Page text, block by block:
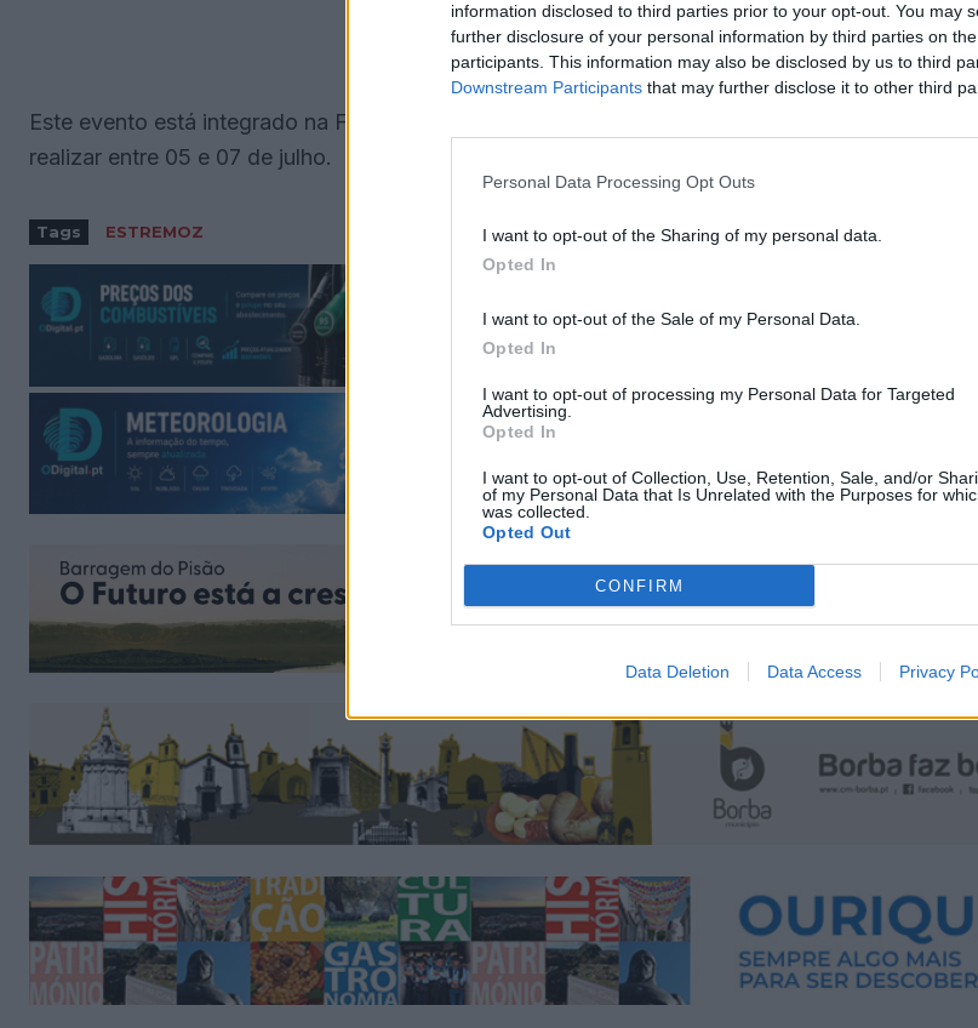
information disclosed to third parties prior to your opt-out. You may
further disclosure of your personal information by third parties on the
participants. This information may also be disclosed by us to third
Downstream Participants that may further disclose it to other third
Personal Data Processing Opt Outs
I want to opt-out of the Sharing of my personal data.
Opted In
I want to opt-out of the Sale of my Personal Data.
Opted In
I want to opt-out of processing my Personal Data for Targeted
Advertising.
Opted In
I want to opt-out of Collection, Use, Retention, Sale, and/or
of my Personal Data that Is Unrelated with the Purposes for
was collected.
Opted Out
CONFIRM
Data Deletion Data Access Privacy
Este evento está integrado na Feira Internacional do Desporto de Estremoz (FIDMOZ), certame
realizar entre 05 e 07 de julho.
Tags ESTREMOZ